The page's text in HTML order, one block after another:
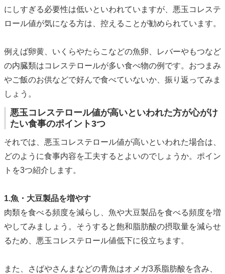
にしすぎる必要性は低いといわれていますが、悪玉コレステ
ロール値が気になる方は、控えることが勧められています。
例えば卵黄、いくらやたらこなどの魚卵、レバーやもつなど
の内臓類はコレステロールが多い食べ物の例です。おつまみ
やご飯のお供などで好んで食べていないか、振り返ってみま
しょう。
悪玉コレステロール値が高いといわれた方が心がけ
たい食事のポイント3つ
それでは、悪玉コレステロール値が高いといわれた場合は、
どのように食事内容を工夫するとよいのでしょうか。ポイン
トを3つ紹介します。
1.魚・大豆製品を増やす
肉類を食べる頻度を減らし、魚や大豆製品を食べる頻度を増
やしてみましょう。そうすると飽和脂肪酸の摂取量を減らせ
るため、悪玉コレステロール値低下に役立ちます。
また、さばやさんまなどの青魚はオメガ3系脂肪酸を含み、